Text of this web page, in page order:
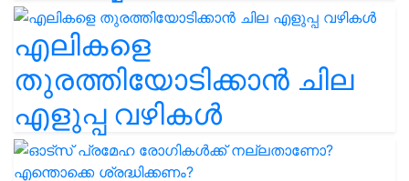
എലികളെ
തുരത്തിയോടിക്കാൻ ചില
എളുപ്പ വഴികൾ